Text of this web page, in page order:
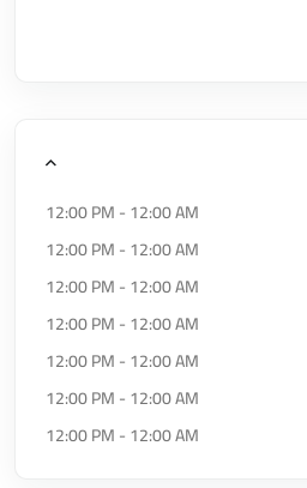
12:00 PM - 12:00 AM
12:00 PM - 12:00 AM
12:00 PM - 12:00 AM
12:00 PM - 12:00 AM
12:00 PM - 12:00 AM
12:00 PM - 12:00 AM
12:00 PM - 12:00 AM